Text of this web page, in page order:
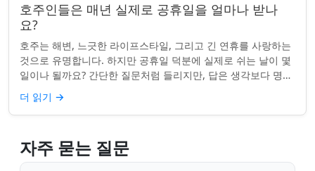
호주인들은 매년 실제로 공휴일을 얼마나 받나
요?
호주는 해변, 느긋한 라이프스타일, 그리고 긴 연휴를 사랑하는
것으로 유명합니다. 하지만 공휴일 덕분에 실제로 쉬는 날이 몇
일이나 될까요? 간단한 질문처럼 들리지만, 답은 생각보다 명확
하지 않을 수 있습니다. 거주...
더 읽기 →
자주 묻는 질문